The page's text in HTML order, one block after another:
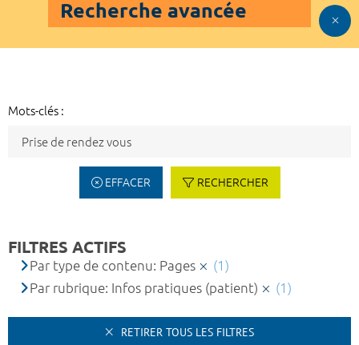
Recherche avancée
Mots-clés :
EFFACER RECHERCHER
FILTRES ACTIFS
Par type de contenu: Pages
(1)
Par rubrique: Infos pratiques (patient)
(1)
RETIRER TOUS LES FILTRES